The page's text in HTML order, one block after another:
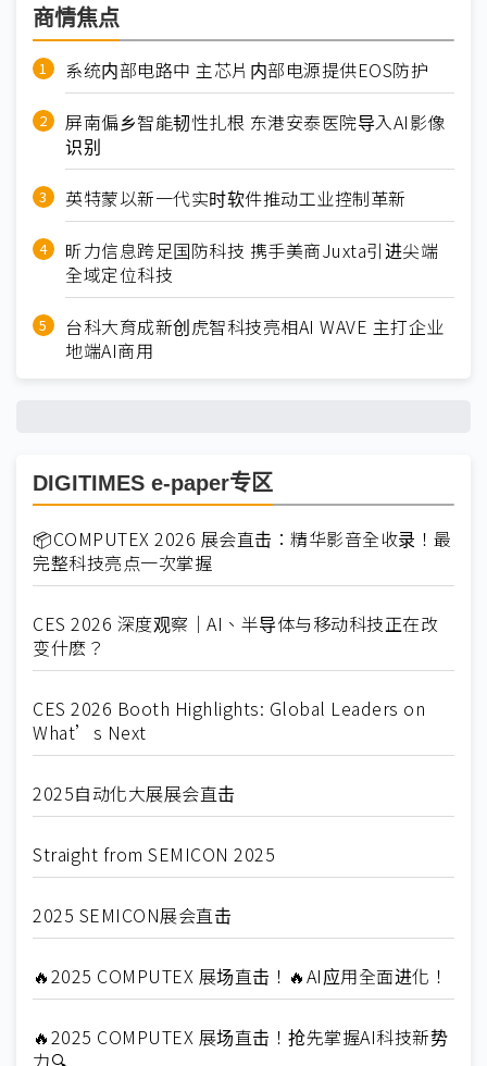
商情焦点
系统内部电路中 主芯片内部电源提供EOS防护
屏南偏乡智能韧性扎根 东港安泰医院导入AI影像
识别
英特蒙以新一代实时软件推动工业控制革新
昕力信息跨足国防科技 携手美商Juxta引进尖端
全域定位科技
台科大育成新创虎智科技亮相AI WAVE 主打企业
地端AI商用
DIGITIMES e-paper专区
📦COMPUTEX 2026 展会直击：精华影音全收录！最
完整科技亮点一次掌握
CES 2026 深度观察｜AI、半导体与移动科技正在改
变什麽？
CES 2026 Booth Highlights: Global Leaders on
What’s Next
2025自动化大展展会直击
Straight from SEMICON 2025
2025 SEMICON展会直击
🔥2025 COMPUTEX 展场直击！🔥AI应用全面进化！
🔥2025 COMPUTEX 展场直击！抢先掌握AI科技新势
力🔍